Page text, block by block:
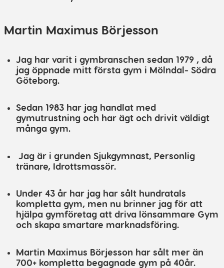
Martin Maximus Börjesson
Jag har varit i gymbranschen sedan 1979 , då
jag öppnade mitt första gym i Mölndal- Södra
Göteborg.
Sedan 1983 har jag handlat med
gymutrustning och har ägt och drivit väldigt
många gym.
Jag är i grunden Sjukgymnast, Personlig
tränare, Idrottsmassör.
Under 43 år har ​jag har sålt hundratals
kompletta gym, men nu brinner jag för att
hjälpa gymföretag att driva lönsammare Gym
och skapa smartare marknadsföring.
Martin Maximus Börjesson har sålt mer än
700+ kompletta begagnade gym på 40år.